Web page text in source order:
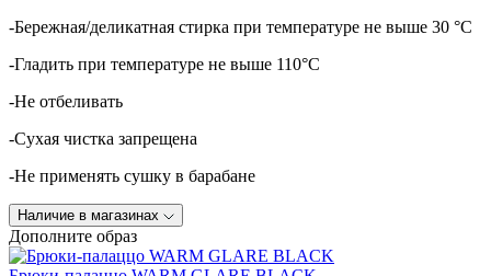
-Бережная/деликатная стирка при температуре не выше 30 °C
-Гладить при температуре не выше 110°C
-Не отбеливать
-Сухая чистка запрещена
-Не применять сушку в барабане
Наличие в магазинах
Дополните образ